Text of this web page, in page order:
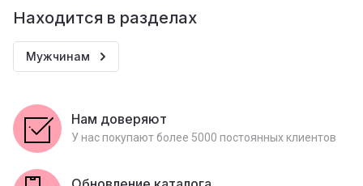
Находится в разделах
Мужчинам
Нам доверяют
У нас покупают более 5000 постоянных клиентов